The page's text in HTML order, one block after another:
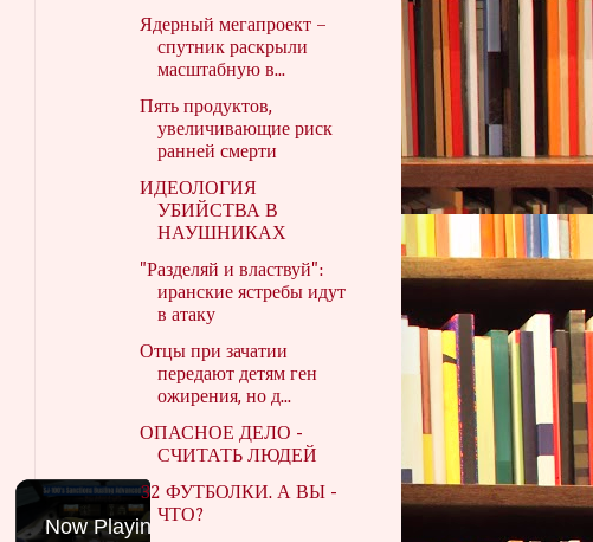
Now Playing
Ядерный мегапроект –
спутник раскрыли
масштабную в...
Пять продуктов,
увеличивающие риск
ранней смерти
ИДЕОЛОГИЯ
УБИЙСТВА В
НАУШНИКАХ
"Разделяй и властвуй":
иранские ястребы идут
в атаку
Отцы при зачатии
передают детям ген
ожирения, но д...
ОПАСНОЕ ДЕЛО -
СЧИТАТЬ ЛЮДЕЙ
32 ФУТБОЛКИ. А ВЫ -
ЧТО?